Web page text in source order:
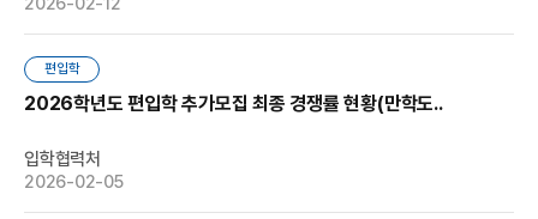
편입학
2026학년도 편입학 추가모집 최종 경쟁률 현황(만학도..
입학협력처
2026-02-05